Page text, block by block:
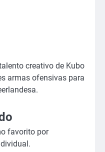
creativo de Kubo
armas ofensivas para
favorito por